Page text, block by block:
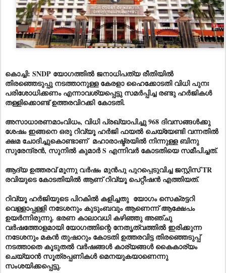
കൊച്ചി: SNDP യോഗത്തിൽ ജനാധിപത്യ രീതിയിൽ
തിരഞ്ഞെടുപ്പു നടത്താനുള്ള കേരളാ ഹൈക്കോടതി വിധി പുനഃ
പരിശോധിക്കണം എന്നാവശ്യപ്പെട്ടു സമർപ്പിച്ച രണ്ടു ഹർജികൾ
തള്ളിക്കൊണ്ട് ഉത്തരവിറക്കി കോടതി.
അസാധാരണമാംവിധം, വിധി പ്രഖ്യാപിച്ചു 968 ദിവസങ്ങൾക്കു
ശേഷം ഇങ്ങനെ ഒരു റിവ്യൂ ഹർജി ഫയൽ ചെയ്യേണ്ടി വന്നതിൽ
ക്ഷമ ചോദിച്ചുകൊണ്ടാണ് മഹാരാഷ്ട്രയിൽ നിന്നുള്ള ബിനു
സുരേന്ദ്രൻ, സുനിൽ കുമാർ S എന്നിവർ കോടതിയെ സമീപിച്ചത്.
ആദ്യ ഉത്തരവ് മൂന്നു വർഷം മുൻപു പുറപ്പെടുവിച്ച ജസ്റ്റിസ് TR
രവിയുടെ കോടതിയിൽ ആണ് റിവ്യൂ പെറ്റീഷൻ എത്തിയത്.
റിവ്യൂ ഹർജിയുടെ പിറകിൽ കളിച്ചതു യോഗം സെക്രട്ടറി
വെള്ളാപ്പള്ളി നടേശനും കുടുംബവും ആണെന്ന് ആക്ഷേപം
ഉയർന്നിരുന്നു. ഭരണ കാലാവധി കഴിഞ്ഞു അഞ്ചു
വർഷത്തോളമായി യോഗത്തിന്റെ നേതൃത്വത്തിൽ ഇരിക്കുന്ന
നടേശനും മകൻ തുഷാറും കോടതി ഉത്തരവിട്ട തിരഞ്ഞെടുപ്പ്
നടത്താതെ കൂടുതൽ വർഷങ്ങൾ കാര്യങ്ങൾ കൈകാര്യം
ചെയ്യാൻ സൂത്രപ്പണികൾ മെനയുകയാണെന്നു
സംശയിക്കപ്പെട്ടു.